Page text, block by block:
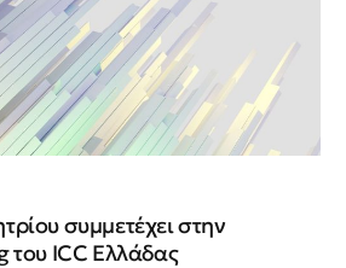
συμμετέχει στην
του ICC Ελλάδας